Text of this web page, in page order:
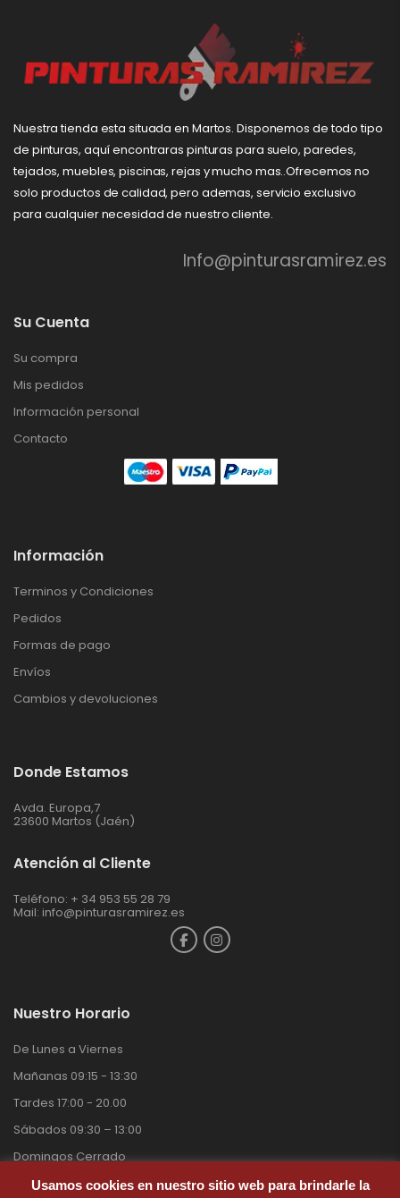
Nuestra tienda esta situada en Martos. Disponemos de todo tipo
de pinturas, aquí encontraras pinturas para suelo, paredes,
tejados, muebles, piscinas, rejas y mucho mas..Ofrecemos no
solo productos de calidad, pero ademas, servicio exclusivo
para cualquier necesidad de nuestro cliente.
Info@pinturasramirez.es
Su Cuenta
Su compra
Mis pedidos
Información personal
Contacto
Información
Terminos y Condiciones
Pedidos
Formas de pago
Envíos
Cambios y devoluciones
Donde Estamos
Avda. Europa,7
23600 Martos (Jaén)
Atención al Cliente
Teléfono: + 34 953 55 28 79
Mail: info@pinturasramirez.es
Nuestro Horario
De Lunes a Viernes
Mañanas 09:15 - 13:30
Tardes 17:00 - 20.00
Sábados 09:30 – 13:00
Domingos Cerrado
Usamos cookies en nuestro sitio web para brindarle la